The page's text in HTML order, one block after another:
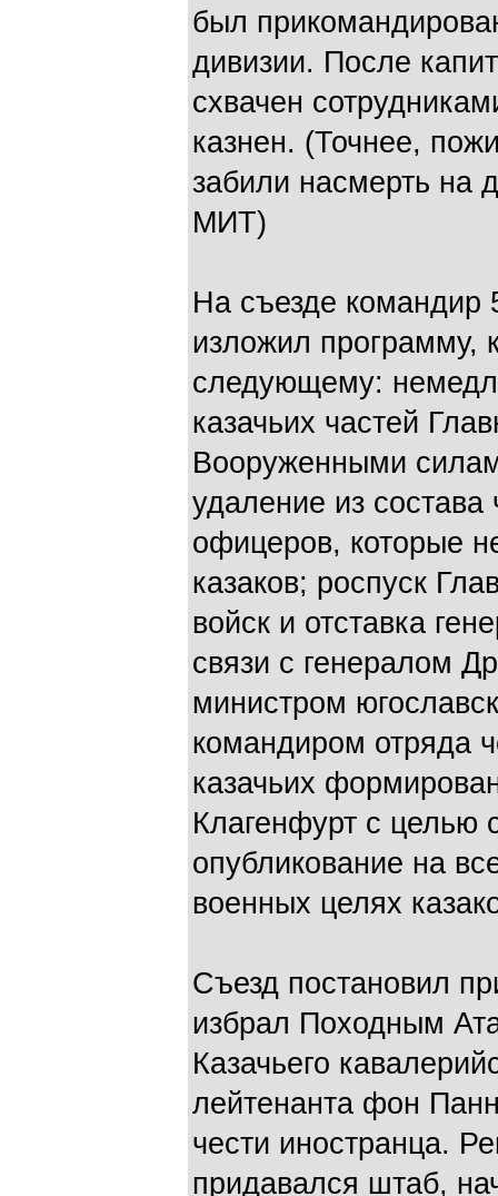
был
дивизии. После
схвачен
казнен. (Точнее,
забили насмерть на
МИТ)
На съезде командир
изложил программу,
следующему:
казачьих частей
Вооруженными
удаление из состава
офицеров, которые
казаков; роспуск
войск и отставка
связи с генералом
министром
командиром отряда
казачьих
Клагенфурт с целью
опубликование на
военных целях
Съезд постановил
избрал Походным
Казачьего
лейтенанта фон
чести иностранца.
придавался штаб,